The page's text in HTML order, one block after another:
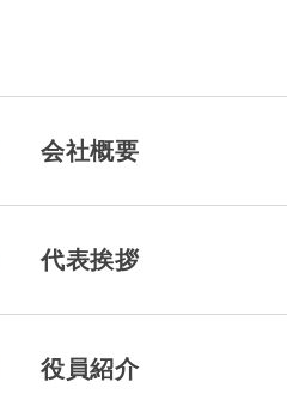
会社概要
代表挨拶
役員紹介